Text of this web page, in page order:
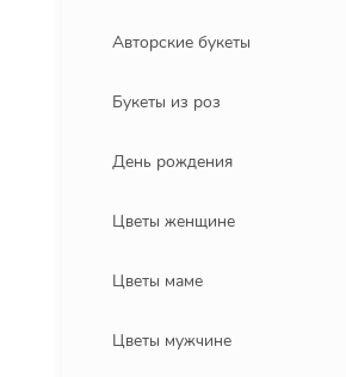
Авторские букеты
Букеты из роз
День рождения
Цветы женщине
Цветы маме
Цветы мужчине